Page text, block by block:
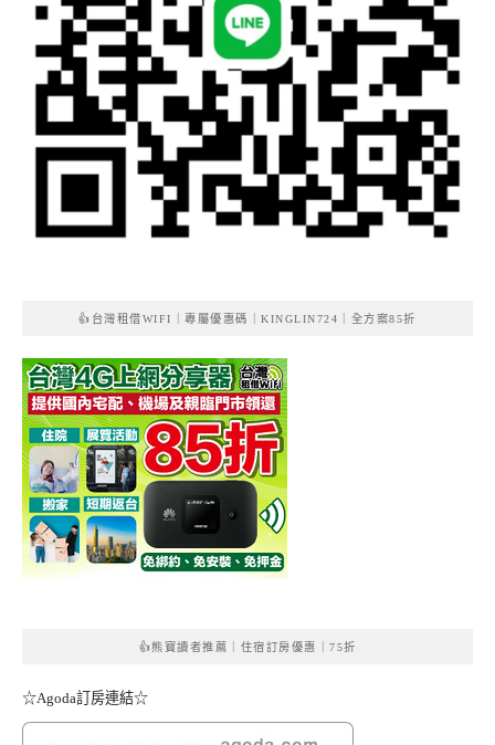
👍台灣租借WIFI｜專屬優惠碼｜KINGLIN724｜全方案85折
👍熊寶讀者推薦｜住宿訂房優惠｜75折
☆Agoda訂房連結☆